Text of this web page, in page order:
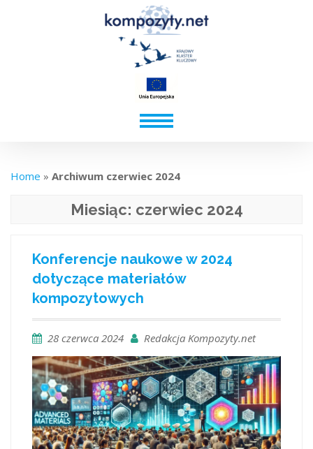
Home » Archiwum czerwiec 2024
Miesiąc: czerwiec 2024
Konferencje naukowe w 2024
dotyczące materiałów
kompozytowych
28 czerwca 2024 Redakcja Kompozyty.net